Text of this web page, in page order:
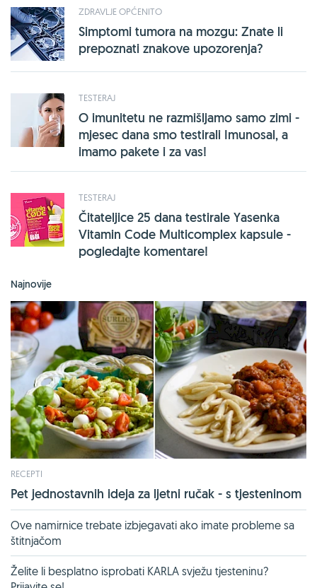
ZDRAVLJE OPĆENITO
Simptomi tumora na mozgu: Znate li
prepoznati znakove upozorenja?
TESTERAJ
O imunitetu ne razmišljamo samo zimi -
mjesec dana smo testirali Imunosal, a
imamo pakete i za vas!
TESTERAJ
Čitateljice 25 dana testirale Yasenka
Vitamin Code Multicomplex kapsule -
pogledajte komentare!
Najnovije
RECEPTI
Pet jednostavnih ideja za ljetni ručak - s tjesteninom
Ove namirnice trebate izbjegavati ako imate probleme sa
štitnjačom
Želite li besplatno isprobati KARLA svježu tjesteninu?